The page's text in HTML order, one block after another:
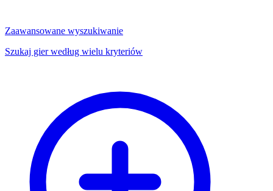
Zaawansowane wyszukiwanie
Szukaj gier według wielu kryteriów